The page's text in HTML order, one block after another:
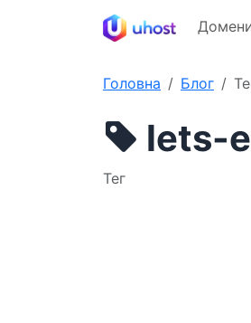
Головна Блог
lets-
Тег